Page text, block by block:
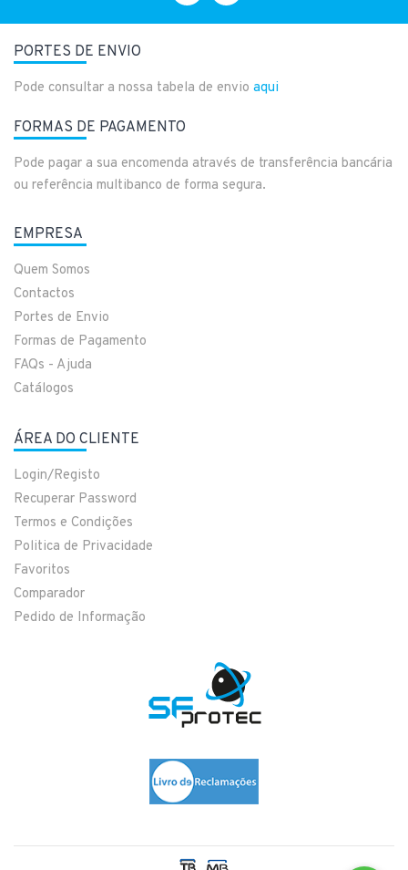
PORTES DE ENVIO
Pode consultar a nossa tabela de envio aqui
FORMAS DE PAGAMENTO
Pode pagar a sua encomenda através de transferência bancária
ou referência multibanco de forma segura.
EMPRESA
Quem Somos
Contactos
Portes de Envio
Formas de Pagamento
FAQs - Ajuda
Catálogos
ÁREA DO CLIENTE
Login/Registo
Recuperar Password
Termos e Condições
Politica de Privacidade
Favoritos
Comparador
Pedido de Informação